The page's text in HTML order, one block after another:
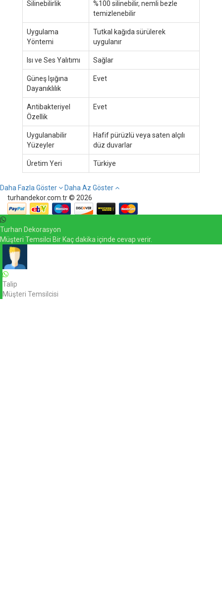
Silinebilirlik
%100 silinebilir, nemli bezle
temizlenebilir
Uygulama
Yöntemi
Tutkal kağıda sürülerek
uygulanır
Isı ve Ses Yalıtımı Sağlar
Güneş Işığına
Dayanıklılık
Evet
Antibakteriyel
Özellik
Evet
Uygulanabilir
Yüzeyler
Hafif pürüzlü veya saten alçılı
düz duvarlar
Üretim Yeri Türkiye
Daha Fazla Göster
Daha Az Göster
turhandekor.com.tr © 2026
Turhan Dekorasyon
Müşteri Temsilci Bir Kaç dakika içinde cevap verir.
Talip
Müşteri Temsilcisi